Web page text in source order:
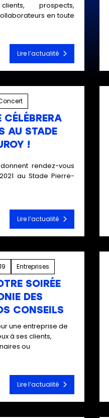
prospects,
en toute
Lire l’actualité
AU STADE
!
rendez-vous
au Stade Pierre-
Lire l’actualité
Entreprises
SOIRÉE
DES
CONSEILS
une entreprise de
à ses clients,
ou
Lire l’actualité